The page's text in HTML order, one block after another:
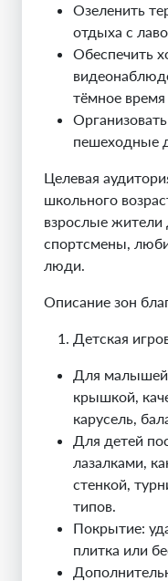
Озеленить
отдыха с
Обеспечить
тёмное время
пешеходные
Целевая
школьного
взрослые жители
спортсмены,
люди.
Описание зон
Детская
Для малышей
крышкой,
карусель,
Для детей
лазалками,
стенкой,
типов.
Покрытие:
плитка или